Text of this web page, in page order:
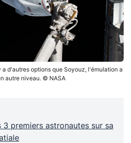
a d'autres options que Soyouz, l'émulation a
autre niveau. © NASA
3 premiers astronautes sur sa